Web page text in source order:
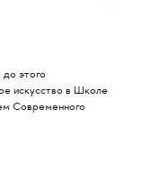
этого
искусство в Школе
Современного